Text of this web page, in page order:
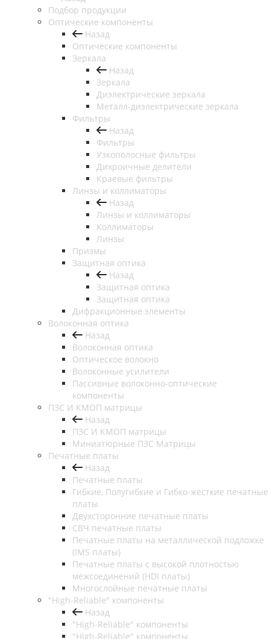
Подбор продукции
Оптические компоненты
Назад
Оптические компоненты
Зеркала
Назад
Зеркала
Диэлектрические зеркала
Металл-диэлектрические зеркала
Фильтры
Назад
Фильтры
Узкополосные фильтры
Дихроичные делители
Краевые фильтры
Линзы и коллиматоры
Назад
Линзы и коллиматоры
Коллиматоры
Линзы
Призмы
Защитная оптика
Назад
Защитная оптика
Защитная оптика
Дифракционные элементы
Волоконная оптика
Назад
Волоконная оптика
Оптическое волокно
Волоконные усилители
Пассивные волоконно-оптические
компоненты
ПЗС И КМОП матрицы
Назад
ПЗС И КМОП матрицы
Миниатюрные ПЗС Матрицы
Печатные платы
Назад
Печатные платы
Гибкие, Полугибкие и Гибко-жёсткие печатные
платы
Двухсторонние печатные платы
СВЧ печатные платы
Печатные платы на металлической подложке
(IMS платы)
Печатные платы с высокой плотностью
межсоединений (HDI платы)
Многослойные печатные платы
"High-Reliable" компоненты
Назад
"High-Reliable" компоненты
"High-Reliable" компоненты